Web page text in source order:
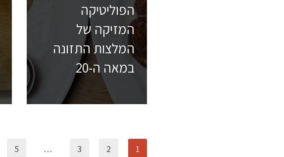
הפוליטיקה
המזיקה של
המלצות התזונה
במאה ה-20
1
2
3
…
5